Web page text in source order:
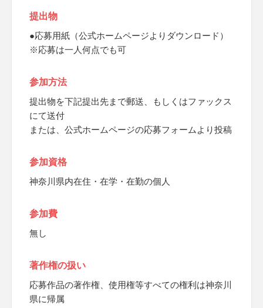
提出物
●応募用紙（公式ホームページよりダウンロード）
※応募は一人何点でも可
参加方法
提出物を下記提出先まで郵送、もしくはファックス
にて送付
または、公式ホームページの応募フォームより投稿
参加資格
神奈川県内在住・在学・在勤の個人
参加費
無し
著作権の扱い
応募作品の著作権、使用権等すべての権利は神奈川
県に帰属